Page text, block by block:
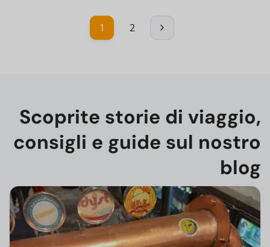
1 2
Scoprite storie di viaggio,
consigli e guide sul nostro
blog